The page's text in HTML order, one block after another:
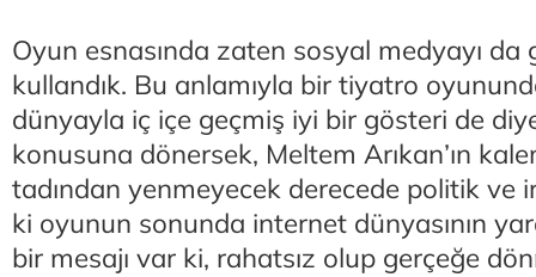
Oyun esnasında zaten sosyal medyayı da
kullandık. Bu anlamıyla bir tiyatro
dünyayla iç içe geçmiş iyi bir gösteri de
konusuna dönersek, Meltem Arıkan’ın
tadından yenmeyecek derecede politik ve
ki oyunun sonunda internet dünyasının
bir mesajı var ki, rahatsız olup gerçeğe